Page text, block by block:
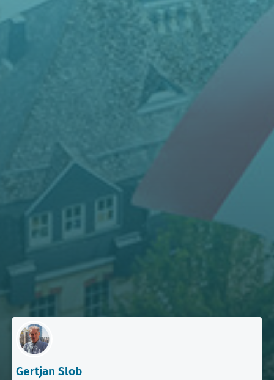
Gertjan Slob